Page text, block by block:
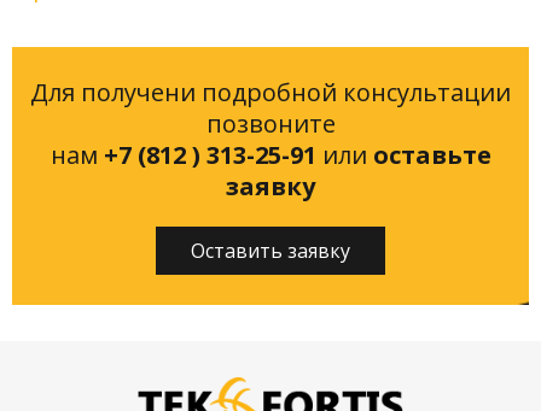
Для получени подробной консультации
позвоните
нам +7 (812 ) 313-25-91 или оставьте
заявку
Оставить заявку